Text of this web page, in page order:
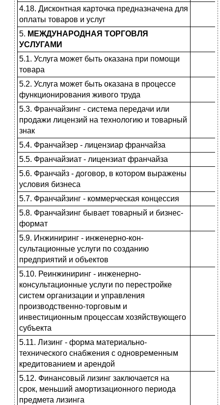
4.18. Дисконтная карточка предназ­начена для
оплаты товаров и услуг
5. МЕЖДУНАРОДНАЯ ТОРГОВЛЯ
УСЛУГАМИ
5.1. Услуга может быть оказана при помощи
товара
5.2. Услуга может быть оказана в процессе
функционирования живого труда
5.3. Франчайзинг - система передачи или
продажи лицензий на техноло­гию и товарный
знак
5.4. Франчайзер - лицензиар франчайза
5.5. Франчайзиат - лицензиат франчайза
5.6. Франчайз - договор, в котором выражены
условия бизнеса
5.7. Франчайзинг - коммерческая концессия
5.8. Франчайзинг бывает товарный и бизнес-
формат
5.9. Инжиниринг - инженерно-кон­
сультационные услуги по созданию
предприятий и объектов
5.10. Реинжиниринг - инженерно-
консультационные услуги по пере­стройке
систем организации и управ­ления
производственно-торговым и
инвестиционным процессам хозяйст­вующего
субъекта
5.11. Лизинг - форма материально-
технического снабжения с одновре­менным
кредитованием и арендой
5.12. Финансовый лизинг заключает­ся на
срок, меньший амортизацион­ного периода
предмета лизинга